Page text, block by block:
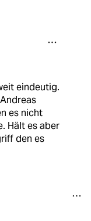
eindeutig.
es nicht
Hält es aber
den es